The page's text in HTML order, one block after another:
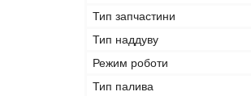
Тип запчастини
Тип наддуву
Режим роботи
Тип палива